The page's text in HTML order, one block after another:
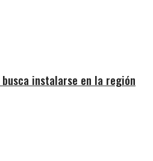
instalarse en la región